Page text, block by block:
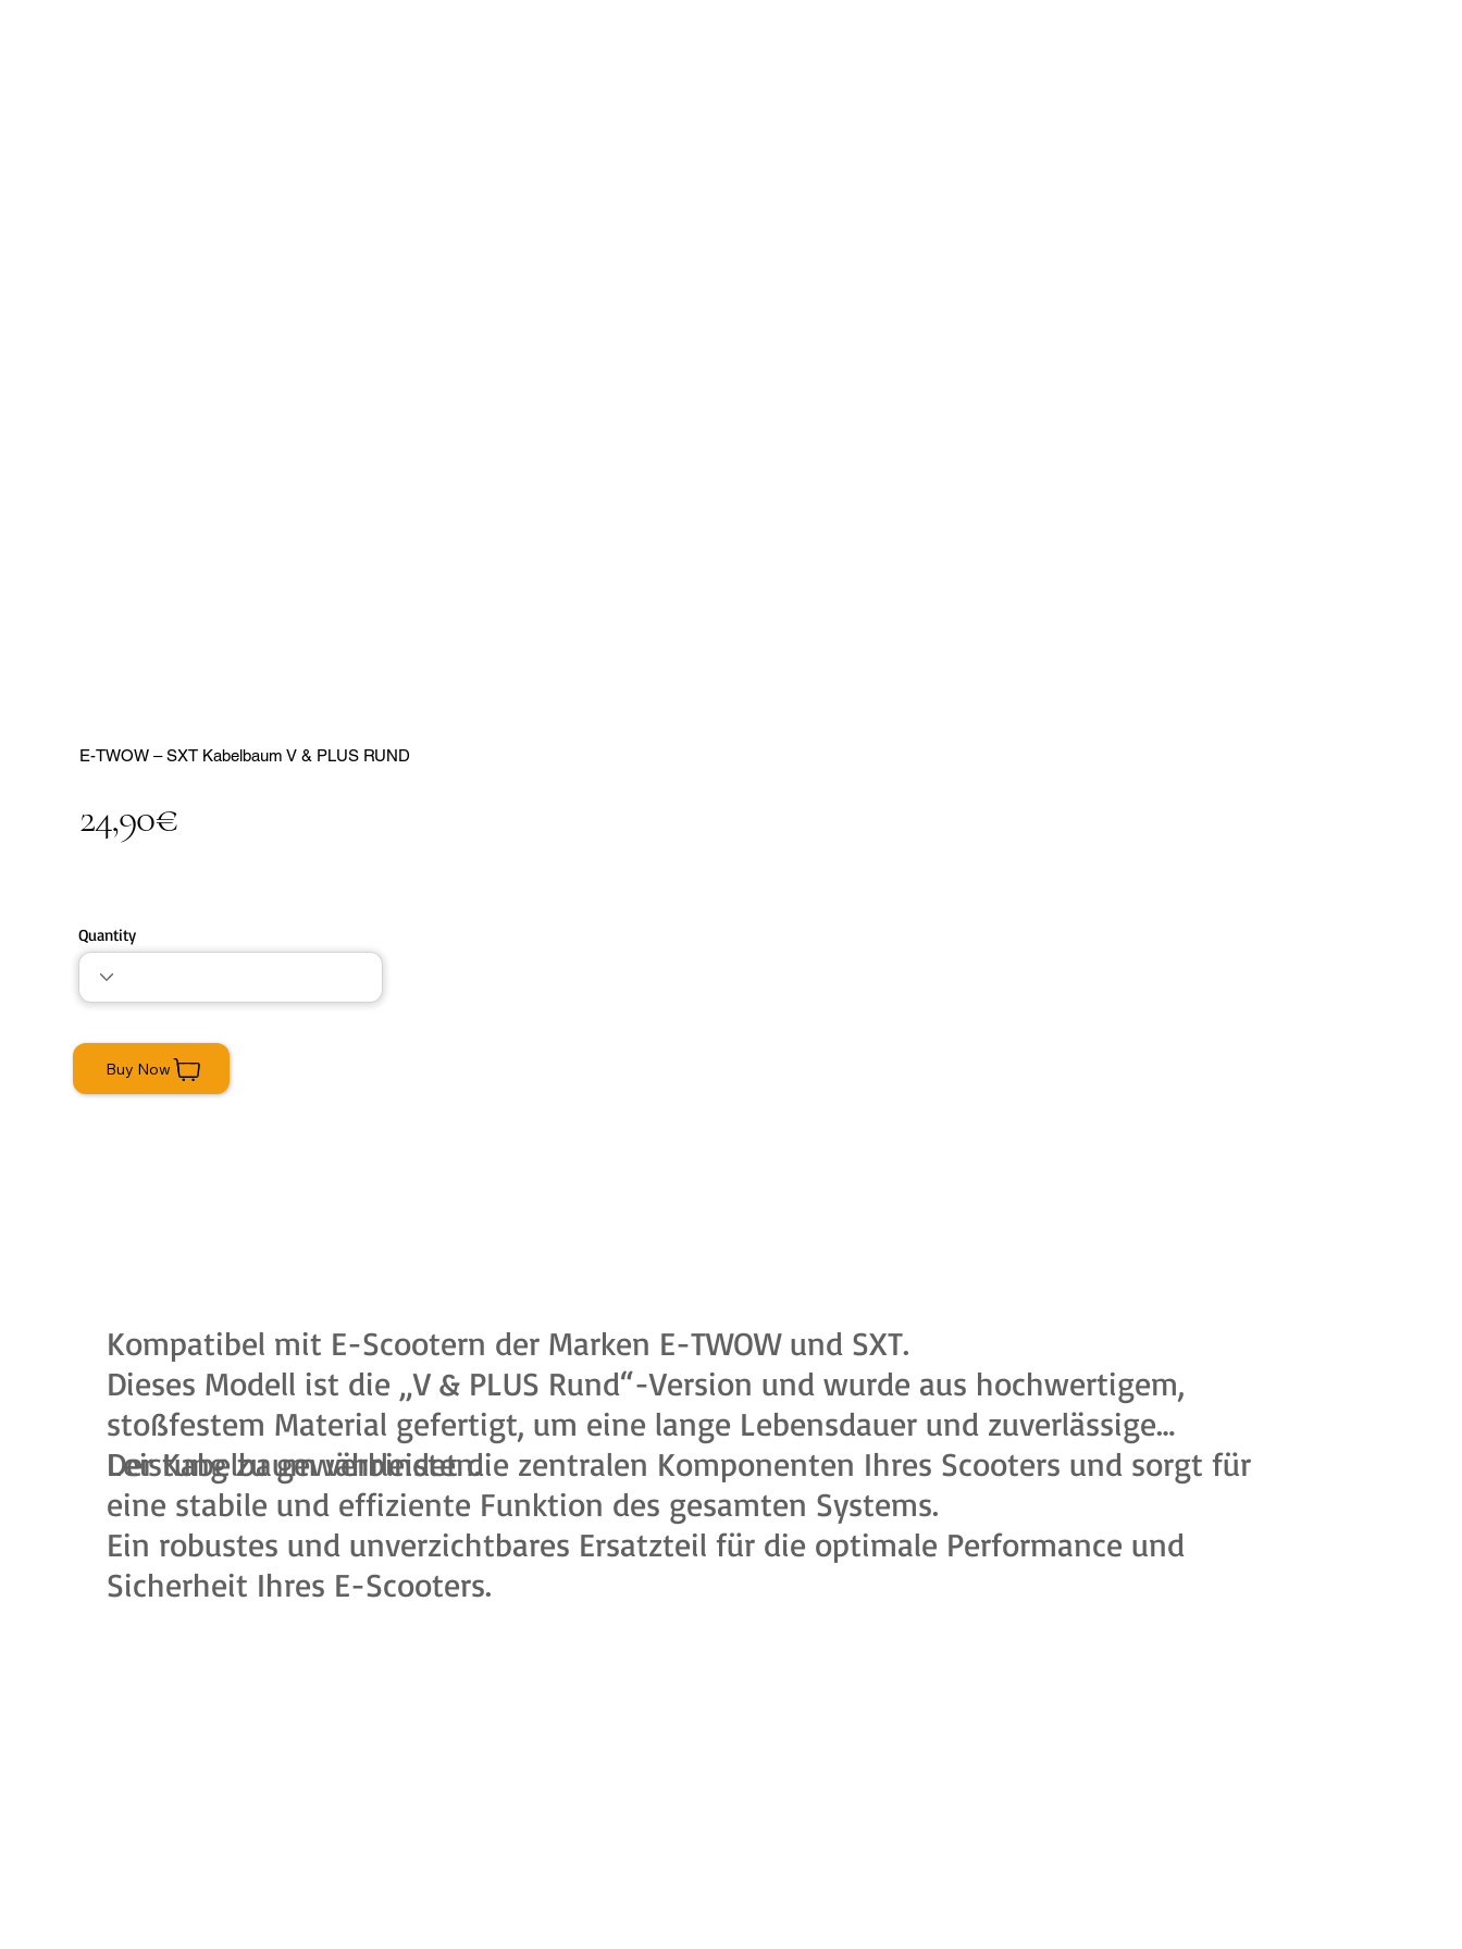
E-TWOW – SXT Kabelbaum V & PLUS RUND
24,90€
Quantity
Buy Now
Kompatibel mit E-Scootern der Marken E-TWOW und SXT.
Dieses Modell ist die „V & PLUS Rund“-Version und wurde aus hochwertigem,
stoßfestem Material gefertigt, um eine lange Lebensdauer und zuverlässige
Leistung zu gewährleisten.
Der Kabelbaum verbindet die zentralen Komponenten Ihres Scooters und sorgt für
eine stabile und effiziente Funktion des gesamten Systems.
Ein robustes und unverzichtbares Ersatzteil für die optimale Performance und
Sicherheit Ihres E-Scooters.